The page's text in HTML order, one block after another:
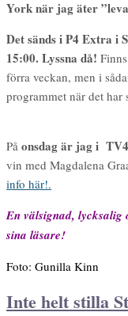
York när jag äter
Det sänds i P4 Extra i
15:00. Lyssna då!
förra veckan, men i
programmet när det har
På onsdag är jag i
vin med Magdalena
info här!.
En välsignad, lycksalig
sina läsare!
Foto: Gunilla Kinn
Inte helt stilla